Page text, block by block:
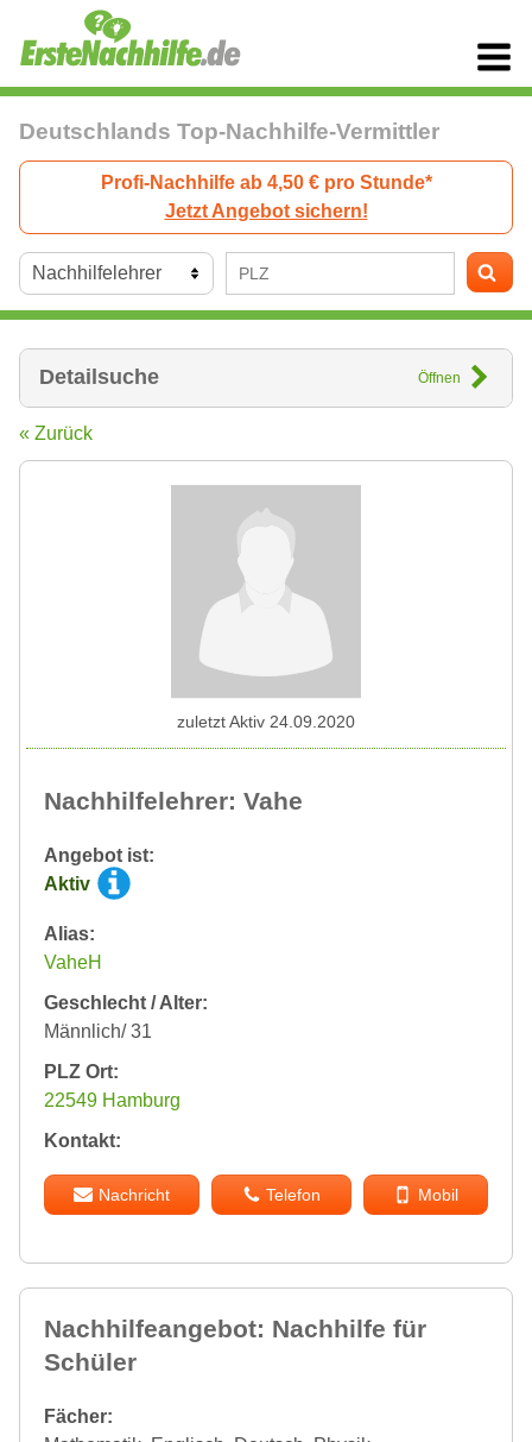
Deutschlands Top-Nachhilfe-Vermittler
Profi-Nachhilfe ab 4,50 € pro Stunde*
Jetzt Angebot sichern!
Detailsuche Öffnen
« Zurück
Nachhilfelehrer: Vahe
Angebot ist:
Aktiv
Alias:
VaheH
Geschlecht / Alter:
Männlich/ 31
PLZ Ort:
22549 Hamburg
Kontakt:
Nachricht Telefon Mobil
zuletzt Aktiv 24.09.2020
Nachhilfeangebot: Nachhilfe für
Schüler
Fächer: